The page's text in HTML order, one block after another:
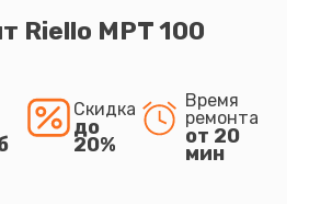
Riello MPT 100
Скидка
до
20%
Время
ремонта
от 20
мин